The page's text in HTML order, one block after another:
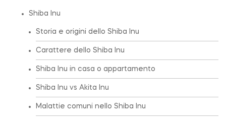
Shiba Inu
Storia e origini dello Shiba Inu
Carattere dello Shiba Inu
Shiba Inu in casa o appartamento
Shiba Inu vs Akita Inu
Malattie comuni nello Shiba Inu